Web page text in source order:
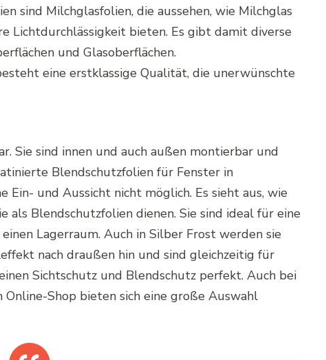
sind Milchglasfolien, die aussehen, wie Milchglas
Lichtdurchlässigkeit bieten. Es gibt damit diverse
und Glasoberflächen.
eine erstklassige Qualität, die unerwünschte
Sie sind innen und auch außen montierbar und
Blendschutzfolien für Fenster in
Ein- und Aussicht nicht möglich. Es sieht aus, wie
als Blendschutzfolien dienen. Sie sind ideal für eine
Lagerraum. Auch in Silber Frost werden sie
nach draußen hin und sind gleichzeitig für
Sichtschutz und Blendschutz perfekt. Auch bei
Shop bieten sich eine große Auswahl